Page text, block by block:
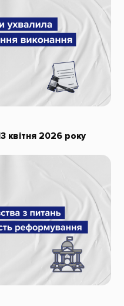
квітня 2026 року